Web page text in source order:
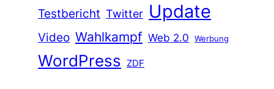
Testbericht Twitter Update
Video Wahlkampf Web 2.0 Werbung
WordPress ZDF